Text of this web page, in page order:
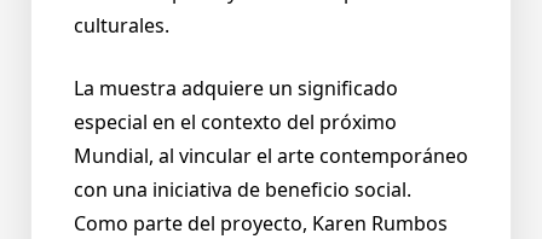
culturales.
La muestra adquiere un significado
especial en el contexto del próximo
Mundial, al vincular el arte contemporáneo
con una iniciativa de beneficio social.
Como parte del proyecto, Karen Rumbos